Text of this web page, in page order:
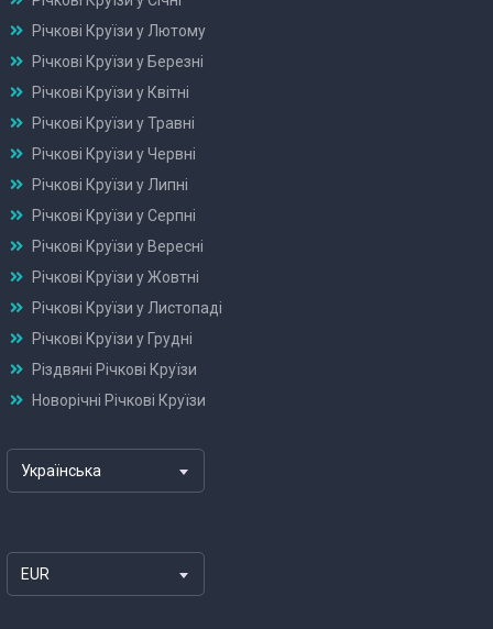
Річкові Круїзи у Лютому
Річкові Круїзи у Березні
Річкові Круїзи у Квітні
Річкові Круїзи у Травні
Річкові Круїзи у Червні
Річкові Круїзи у Липні
Річкові Круїзи у Серпні
Річкові Круїзи у Вересні
Річкові Круїзи у Жовтні
Річкові Круїзи у Листопаді
Річкові Круїзи у Грудні
Різдвяні Річкові Круїзи
Новорічні Річкові Круїзи
Українська
EUR